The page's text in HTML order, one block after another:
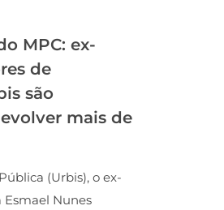
MPC: ex-
de
são
mais de
(Urbis), o ex-
Nunes